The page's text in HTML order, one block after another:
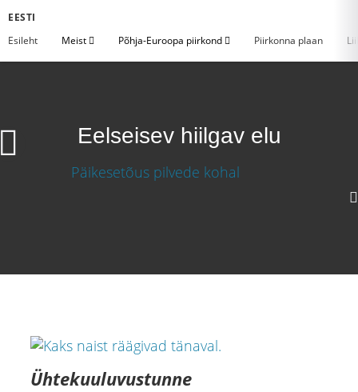
EESTI
Esileht
Meist Põhja-Euroopa piirkond Piirkonna plaan
Eelseisev hiilgav elu
Ühtekuuluvustunne